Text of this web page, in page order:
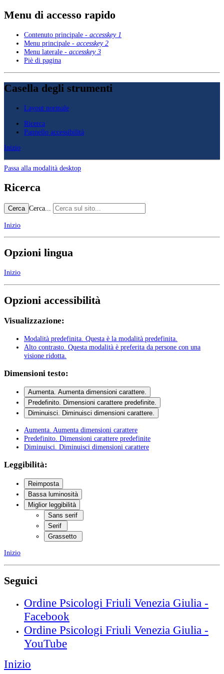
Menu di accesso rapido
Contenuto principale - accesskey 1
Menu principale - accesskey 2
Menu laterale - accesskey 3
Piè di pagina
Casella degli strumenti
Layout normale
Ricerca
Pannello accessibilità
Inizio
Passa alla modalità desktop
Ricerca
Cerca Cerca...
Inizio
Opzioni lingua
Inizio
Opzioni accessibilità
Visualizzazione:
Modalità predefinita . Questa è la modalità predefinita.
Alto contrasto . Questa modalità è preferita da persone con una
visione ridotta.
Dimensioni testo:
Aumenta. Aumenta dimensioni carattere.
Predefinito. Dimensioni carattere predefinite.
Diminuisci. Diminuisci dimensioni carattere.
Aumenta . Aumenta dimensioni carattere
Predefinito . Dimensioni carattere predefinite
Diminuisci . Diminuisci dimensioni carattere
Leggibilità:
Reimposta
Bassa luminosità
Miglior leggibilità
Sans serif
Serif
Grassetto
Inizio
Seguici
Ordine Psicologi Friuli Venezia Giulia -
Facebook
Ordine Psicologi Friuli Venezia Giulia -
YouTube
Inizio